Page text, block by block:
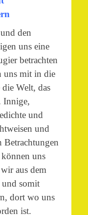
den
uns eine
betrachten
uns mit in die
Welt, das
Innige,
und
und
Betrachtungen
uns
aus dem
und somit
dort wo uns
ist.